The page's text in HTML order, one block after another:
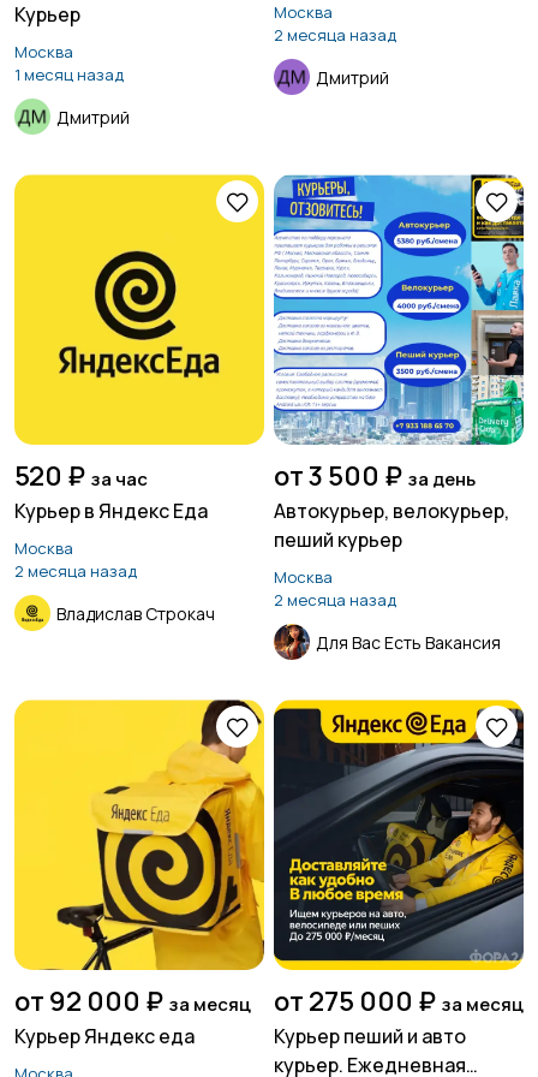
Курьер
Москва
1 месяц назад
Дмитрий
Москва
2 месяца назад
Дмитрий
520 ₽ за час
Курьер в Яндекс Еда
Москва
2 месяца назад
Владислав Строкач
от 3 500 ₽ за день
Автокурьер, велокурьер,
пеший курьер
Москва
2 месяца назад
Для Вас Есть Вакансия
от 92 000 ₽ за месяц
Курьер Яндекс еда
от 275 000 ₽ за месяц
Курьер пеший и авто
курьер. Ежедневная